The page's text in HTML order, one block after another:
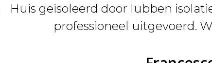
Huis geïsoleerd door lubben
professioneel uitgevoerd.